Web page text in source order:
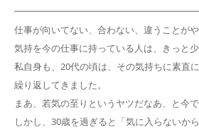
仕事が向いてない、合わない、違うことが
気持を今の仕事に持っている人は、きっと少
私自身も、20代の頃は、その気持ちに素直
繰り返してきました。
まあ、若気の至りというヤツだなあ、と今で
しかし、30歳を過ぎると「気に入らないか